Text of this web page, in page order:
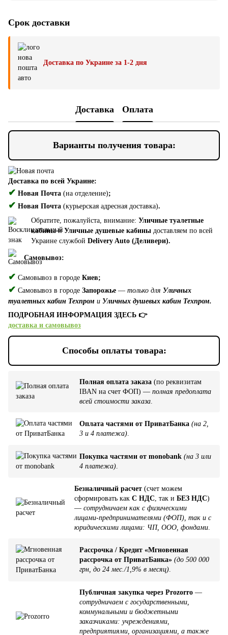
Срок доставки
Доставка по Украине за 1-2 дня
Доставка Оплата
Варианты получения товара:
Доставка по всей Украине:
✔ Новая Почта (на отделение);
✔ Новая Почта (курьерская адресная доставка).
Обратите, пожалуйста, внимание: Уличные туалетные
кабиныи Уличные душевые кабины доставляем по всей
Украине службой Delivery Auto (Деливери).
Самовывоз:
✔ Самовывоз в городе Киев;
✔ Самовывоз в городе Запорожье — только для Уличных
туалетных кабин Техпром и Уличных душевых кабин Техпром.
ПОДРОБНАЯ ИНФОРМАЦИЯ ЗДЕСЬ 👉
доставка и самовывоз
Способы оплаты товара:
Полная оплата заказа (по реквизитам
IBAN на счет ФОП) — полная предоплата
всей стоимости заказа
Оплата частями от ПриватБанка (на 2,
3 и 4 платежа)
Покупка частями от monobank (на 3 или
4 платежа)
Безналичный расчет (счет можем
сформировать как С НДС , так и БЕЗ НДС)
— сотрудничаем как с физическими
лицами-предпринимателями (ФОП), так и с
юридическими лицами: ЧП, ООО, фондами
Рассрочка / Кредит «Мгновенная
рассрочка от ПриватБанка» (до 500 000
грн, до 24 мес./1,9% в месяц).
Публичная закупка через Prozorro —
сотрудничаем с государственными,
коммунальными и бюджетными
заказчиками: учреждениями,
предприятиями, организациями, а также